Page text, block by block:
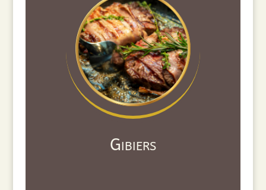
Gibiers